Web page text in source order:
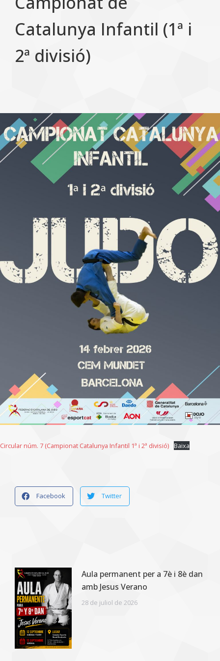
Catalunya Infantil (1ª i
2ª divisió)
Circular núm. 7 (Campionat Catalunya Infantil 1ª i 2ª divisió) Baixa
Facebook Twitter
Aula permanent per a 7è i 8è dan
amb Jesus Verano
28 de juliol de 2026